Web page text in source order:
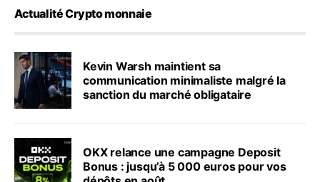
Actualité Crypto monnaie
Kevin Warsh maintient sa
communication minimaliste malgré la
sanction du marché obligataire
OKX relance une campagne Deposit
Bonus : jusqu’à 5 000 euros pour vos